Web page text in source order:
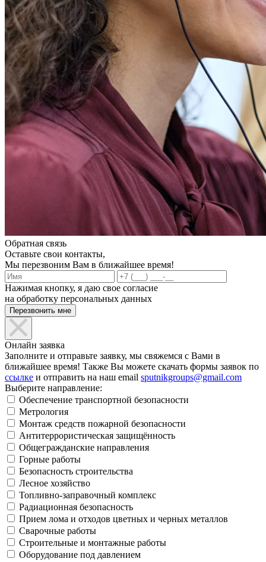
Обратная связь
Оставьте свои контакты,
Мы перезвоним Вам в ближайшее время!
Нажимая кнопку, я даю свое согласие
на обработку персональных данных
Онлайн заявка
Заполните и отправьте заявку, мы свяжемся с Вами в
ближайшее время! Также Вы можете скачать формы заявок по
ссылке и отправить на наш email sputnikgroups@gmail.com
Выберите направление:
Обеспечение транспортной безопасности
Метрология
Монтаж средств пожарной безопасности
Антитеррористическая защищённость
Общегражданские направления
Горные работы
Безопасность строительства
Лесное хозяйство
Топливно-заправочный комплекс
Радиационная безопасность
Прием лома и отходов цветных и черных металлов
Сварочные работы
Строительные и монтажные работы
Оборудование под давлением